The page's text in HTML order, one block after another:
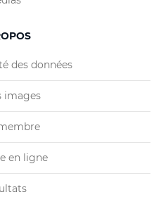
des données
images
en ligne